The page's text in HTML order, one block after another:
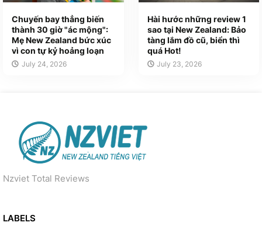
Chuyến bay thẳng biến
thành 30 giờ "ác mộng":
Mẹ New Zealand bức xúc
vì con tự kỷ hoảng loạn
July 24, 2026
Hài hước những review 1
sao tại New Zealand: Bảo
tàng lắm đồ cũ, biển thì
quá Hot!
July 23, 2026
Nzviet Total Reviews
LABELS